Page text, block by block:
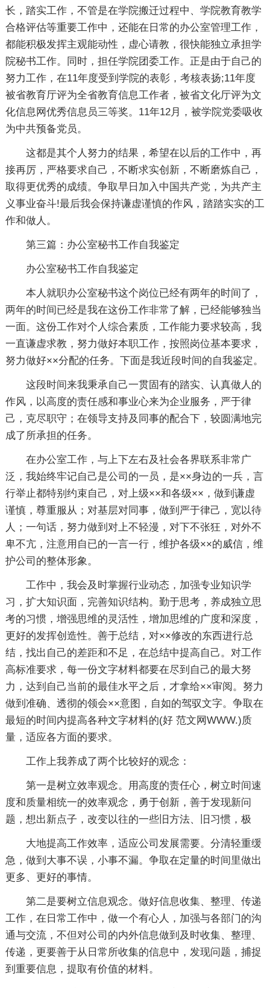
长，踏实工作，不管是在学院搬迁过程中、学院教育教学
合格评估等重要工作中，还能在日常的办公室管理工作，
都能积极发挥主观能动性，虚心请教，很快能独立承担学
院秘书工作。同时，担任学院团委工作。正是由于自己的
努力工作，在11年度受到学院的表彰，考核表扬;11年度
被省教育厅评为全省教育信息工作者，被省文化厅评为文
化信息网优秀信息员三等奖。11年12月，被学院党委吸收
为中共预备党员。
这都是其个人努力的结果，希望在以后的工作中，再
接再厉，严格要求自己，不断求实创新，不断磨炼自己，
取得更优秀的成绩。争取早日加入中国共产党，为共产主
义事业奋斗!最后我会保持谦虚谨慎的作风，踏踏实实的工
作和做人。
第三篇：办公室秘书工作自我鉴定
办公室秘书工作自我鉴定
本人就职办公室秘书这个岗位已经有两年的时间了，
两年的时间已经是我在这份工作非常了解，已经能够独当
一面。这份工作对个人综合素质，工作能力要求较高，我
一直谦虚求教，努力做好本职工作，按照岗位基本要求，
努力做好××分配的任务。下面是我近段时间的自我鉴定。
这段时间来我秉承自己一贯固有的踏实、认真做人的
作风，以高度的责任感和事业心来为企业服务，严于律
己，克尽职守；在领导支持及同事的配合下，较圆满地完
成了所承担的任务。
在办公室工作，与上下左右及社会各界联系非常广
泛，我始终牢记自己是公司的一员，是××身边的一兵，言
行举止都特别约束自己，对上级××和各级××，做到谦虚
谨慎，尊重服从；对基层对同事，做到严于律己，宽以待
人；一句话，努力做到对上不轻漫，对下不张狂，对外不
卑不亢，注意用自已的一言一行，维护各级××的威信，维
护公司的整体形象。
工作中，我会及时掌握行业动态，加强专业知识学
习，扩大知识面，完善知识结构。勤于思考，养成独立思
考的习惯，增强思维的灵活性，增加思维的广度和深度，
更好的发挥创造性。善于总结，对××修改的东西进行总
结，找出自己的差距和不足，在总结中提高自己。对工作
高标准要求，每一份文字材料都要在尽到自己的最大努
力，达到自己当前的最佳水平之后，才拿给××审阅。努力
做到准确、透彻的领会××意图，自如的驾驭文字。争取在
最短的时间内提高各种文字材料的(好 范文网WWW.)质
量，适应各方面的要求。
工作上我养成了两个比较好的观念：
第一是树立效率观念。用高度的责任心，树立时间速
度和质量相统一的效率观念，勇于创新，善于发现新问
题，想出新点子，改变以往的一些旧方法、旧习惯，极
大地提高工作效率，适应公司发展需要。分清轻重缓
急，做到大事不误，小事不漏。争取在定量的时间里做出
更多、更好的事情。
第二是要树立信息观念。做好信息收集、整理、传递
工作，在日常工作中，做一个有心人，加强与各部门的沟
通与交流，不但对公司的内外信息做到及时收集、整理、
传递，更要善于从日常所收集的信息中，发现问题，捕捉
到重要信息，提取有价值的材料。